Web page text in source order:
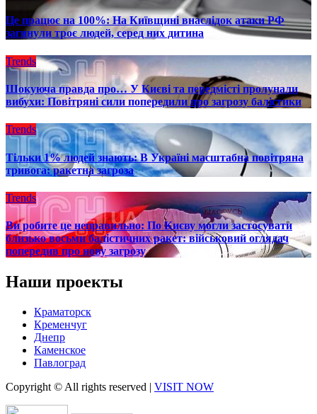
Це працює на 100%: На Київщині внаслідок атаки РФ
загинули троє людей, серед них дитина
Trends
Шокуюча правда про… У Києві та передмісті пролунали
вибухи: Повітряні сили попередили про загрозу балістики
Trends
Тільки 1% людей знають: В Україні масштабна повітряна
тривога: ракетна загроза
Trends
Ви робите це неправильно: По Києву могли застосувати
близько восьми балістичних ракет: військовий оглядач
попередив про нову загрозу
Наши проекты
Краматорск
Кременчуг
Днепр
Каменское
Павлоград
Copyright © All rights reserved | VISIT NOW